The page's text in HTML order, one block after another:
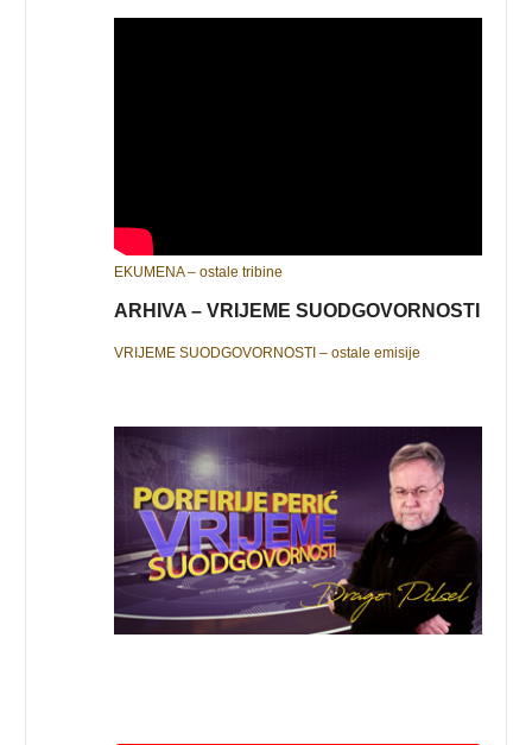
EKUMENA – ostale tribine
ARHIVA – VRIJEME SUODGOVORNOSTI
VRIJEME SUODGOVORNOSTI – ostale emisije